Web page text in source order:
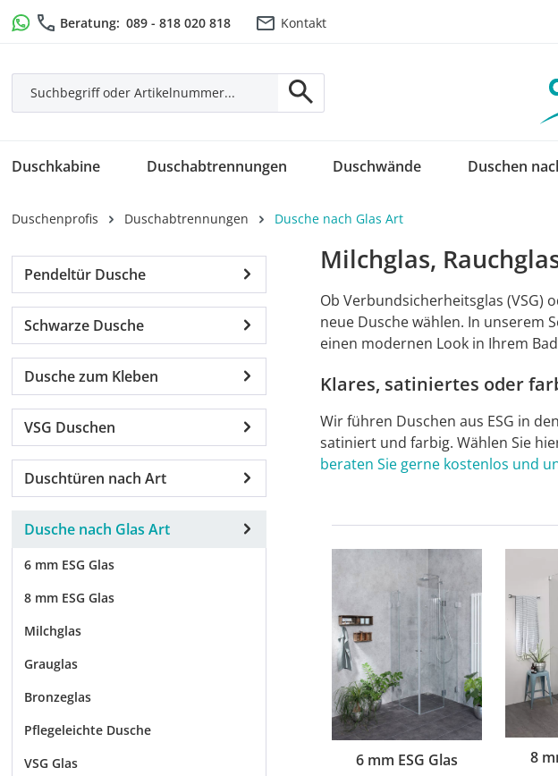
Hauptinhalt springen
Zur Suche springen
Zur Hauptnavigation springen
Beratung: 089 - 818 020 818 Kontakt
Duschkabine Duschabtrennungen Duschwände Duschen
Duschenprofis Duschabtrennungen Dusche nach Glas Art
Pendeltür Dusche
Schwarze Dusche
Dusche zum Kleben
VSG Duschen
Duschtüren nach Art
Dusche nach Glas Art
6 mm ESG Glas
8 mm ESG Glas
Milchglas
Grauglas
Bronzeglas
Pflegeleichte Dusche
VSG Glas
Milchglas,
Ob Verbundsicherheitsglas (VSG)
neue Dusche wählen. In unserem
einen modernen Look in Ihrem
Klares, satiniertes oder
Wir führen Duschen aus ESG in
satiniert und farbig. Wählen Sie
beraten Sie gerne kostenlos und
6 mm ESG Glas 8